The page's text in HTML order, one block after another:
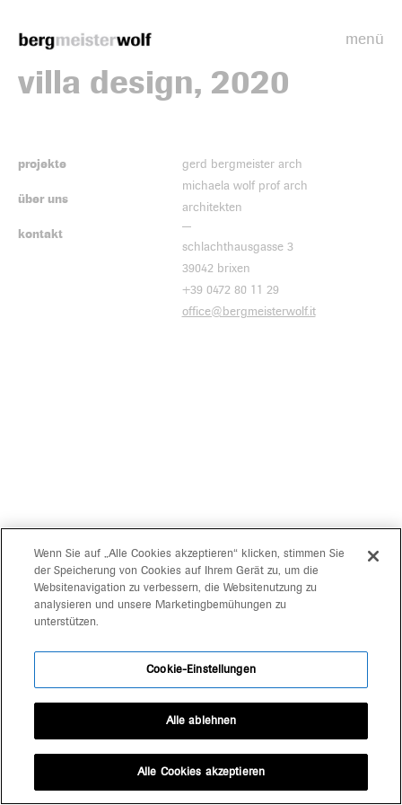
menü
villa design, 2020
projekte
über uns
kontakt
gerd bergmeister arch
michaela wolf prof arch
architekten
schlachthausgasse 3
39042 brixen
+39 0472 80 11 29
office@bergmeisterwolf.it
Wenn Sie auf „Alle Cookies akzeptieren“ klicken, stimmen Sie
der Speicherung von Cookies auf Ihrem Gerät zu, um die
Websitenavigation zu verbessern, die Websitenutzung zu
analysieren und unsere Marketingbemühungen zu
unterstützen.
Cookie-Einstellungen
Alle ablehnen
Alle Cookies akzeptieren